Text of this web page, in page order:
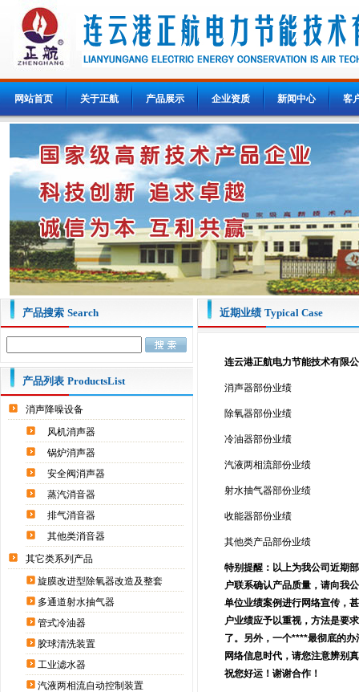
网站首页 关于正航 产品展示 企业资质 新闻中心 客
产品搜索 Search
产品列表 ProductsList
消声降噪设备
风机消声器
锅炉消声器
安全阀消声器
蒸汽消音器
排气消音器
其他类消音器
其它类系列产品
旋膜改进型除氧器改造及整套
多通道射水抽气器
管式冷油器
胶球清洗装置
工业滤水器
汽液两相流自动控制装置
近期业绩 Typical Case
连云港正航电力节能技术有限
消声器部份业绩
除氧器部份业绩
冷油器部份业绩
汽液两相流部份业绩
射水抽气器部份业绩
收能器部份业绩
其他类产品部份业绩
特别提醒：以上为我公司近期
户联系确认产品质量，请向我
单位业绩案例进行网络宣传，
户业绩应予以重视，方法是要
了。另外，一个****最彻底的
网络信息时代，请您注意辨别
祝您好运！谢谢合作！